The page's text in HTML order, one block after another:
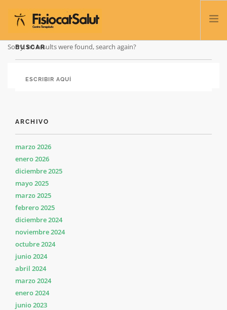
BLOG
Sorry, no results were found, search again?
BUSCAR
ARCHIVO
marzo 2026
enero 2026
diciembre 2025
mayo 2025
marzo 2025
febrero 2025
diciembre 2024
noviembre 2024
octubre 2024
junio 2024
abril 2024
marzo 2024
enero 2024
junio 2023